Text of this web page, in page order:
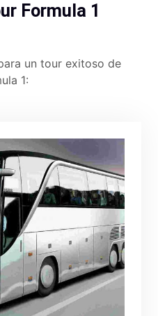
Formula 1
un tour exitoso de
1: